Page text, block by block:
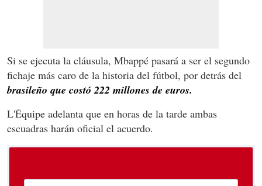
Si se ejecuta la cláusula, Mbappé pasará a ser el segundo
fichaje más caro de la historia del fútbol, por detrás del
brasileño que costó 222 millones de euros.
L'Équipe adelanta que en horas de la tarde ambas
escuadras harán oficial el acuerdo.